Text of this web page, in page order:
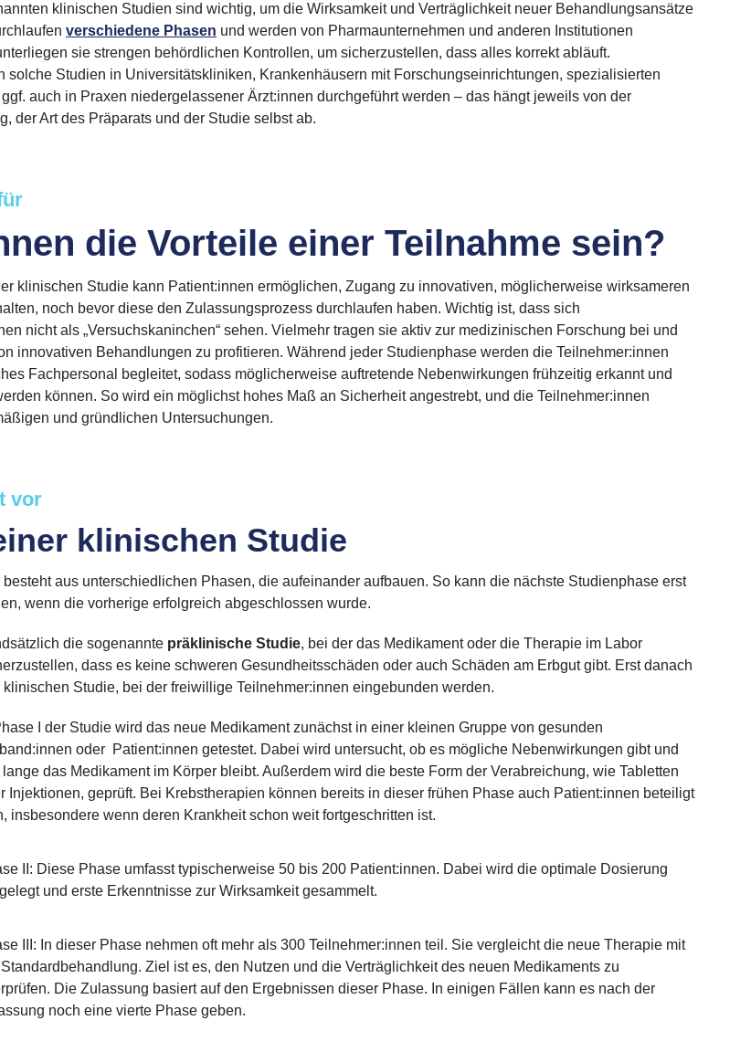
klinischen Studien sind wichtig, um die Wirksamkeit und Verträglichkeit neuer Behandlungsansätze
verschiedene Phasen und werden von Pharmaunternehmen und anderen Institutionen
sie strengen behördlichen Kontrollen, um sicherzustellen, dass alles korrekt abläuft.
solche Studien in Universitätskliniken, Krankenhäusern mit Forschungseinrichtungen, spezialisierten
auch in Praxen niedergelassener Ärzt:innen durchgeführt werden – das hängt jeweils von der
der Art des Präparats und der Studie selbst ab.
die Vorteile einer Teilnahme sein?
klinischen Studie kann Patient:innen ermöglichen, Zugang zu innovativen, möglicherweise wirksameren
noch bevor diese den Zulassungsprozess durchlaufen haben. Wichtig ist, dass sich
nicht als „Versuchskaninchen“ sehen. Vielmehr tragen sie aktiv zur medizinischen Forschung bei und
innovativen Behandlungen zu profitieren. Während jeder Studienphase werden die Teilnehmer:innen
Fachpersonal begleitet, sodass möglicherweise auftretende Nebenwirkungen frühzeitig erkannt und
können. So wird ein möglichst hohes Maß an Sicherheit angestrebt, und die Teilnehmer:innen
und gründlichen Untersuchungen.
vor
klinischen Studie
aus unterschiedlichen Phasen, die aufeinander aufbauen. So kann die nächste Studienphase erst
wenn die vorherige erfolgreich abgeschlossen wurde.
die sogenannte präklinische Studie, bei der das Medikament oder die Therapie im Labor
dass es keine schweren Gesundheitsschäden oder auch Schäden am Erbgut gibt. Erst danach
Studie, bei der freiwillige Teilnehmer:innen eingebunden werden.
I der Studie wird das neue Medikament zunächst in einer kleinen Gruppe von gesunden
oder Patient:innen getestet. Dabei wird untersucht, ob es mögliche Nebenwirkungen gibt und
das Medikament im Körper bleibt. Außerdem wird die beste Form der Verabreichung, wie Tabletten
Injektionen, geprüft. Bei Krebstherapien können bereits in dieser frühen Phase auch Patient:innen beteiligt
insbesondere wenn deren Krankheit schon weit fortgeschritten ist.
II: Diese Phase umfasst typischerweise 50 bis 200 Patient:innen. Dabei wird die optimale Dosierung
und erste Erkenntnisse zur Wirksamkeit gesammelt.
III: In dieser Phase nehmen oft mehr als 300 Teilnehmer:innen teil. Sie vergleicht die neue Therapie mit
Ziel ist es, den Nutzen und die Verträglichkeit des neuen Medikaments zu
Die Zulassung basiert auf den Ergebnissen dieser Phase. In einigen Fällen kann es nach der
noch eine vierte Phase geben.